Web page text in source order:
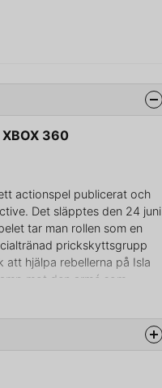
XBOX 360
actionspel publicerat och
Det släpptes den 24 juni
tar man rollen som en
prickskyttsgrupp
hjälpa rebellerna på Isla
mot den armé som